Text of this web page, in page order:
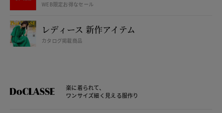
WEB限定お得なセール
レディース 新作アイテム
カタログ掲載商品
楽に着られて、
ワンサイズ細く見える服作り